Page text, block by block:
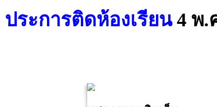
ประการติดห้องเรียน4 พ.